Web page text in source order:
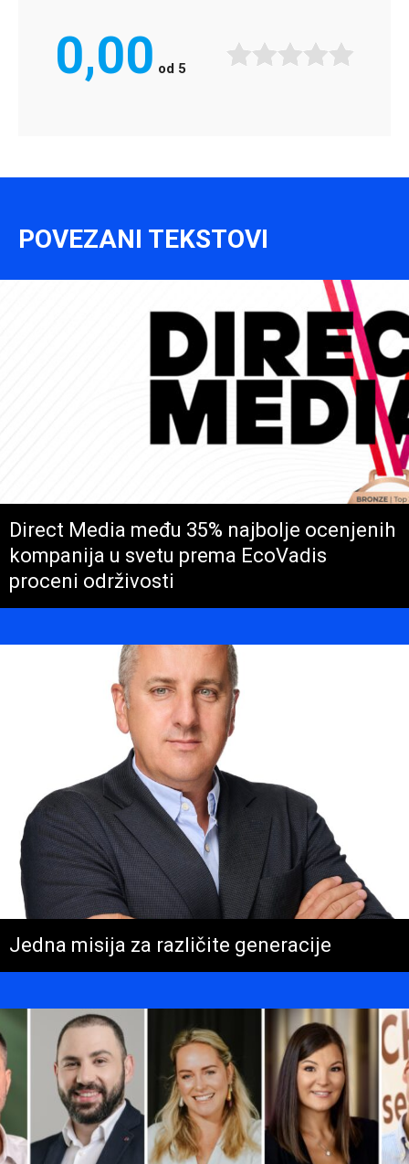
0,00 od 5
POVEZANI TEKSTOVI
Direct Media među 35% najbolje ocenjenih
kompanija u svetu prema EcoVadis
proceni održivosti
Jedna misija za različite generacije